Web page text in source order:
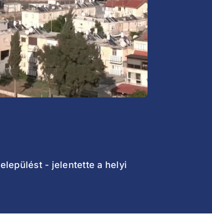
- jelentette a helyi